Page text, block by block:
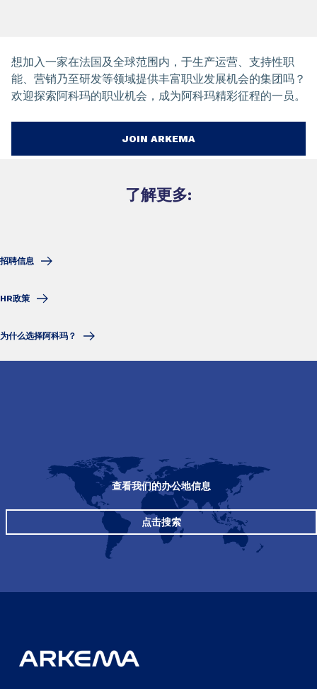
想加入一家在法国及全球范围内，于生产运营、支持性职
能、营销乃至研发等领域提供丰富职业发展机会的集团吗？
欢迎探索阿科玛的职业机会，成为阿科玛精彩征程的一员。
JOIN ARKEMA
了解更多:
招聘信息
HR政策
为什么选择阿科玛？
查看我们的办公地信息
点击搜索